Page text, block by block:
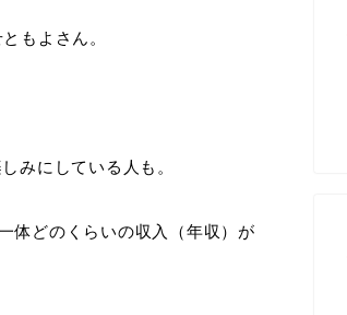
もよさん。
みにしている人も。
体どのくらいの収入（年収）が